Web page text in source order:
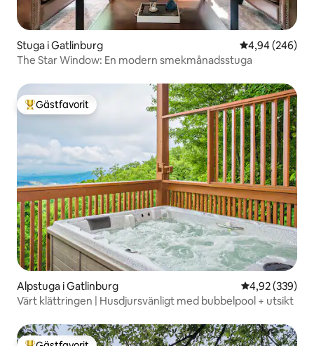
Stuga i Gatlinburg 4,94 av 5 i
4,94 (246)
The Star Window: En modern smekmånadsstuga
Populär gästfavorit
Gästfavorit
Alpstuga i Gatlinburg 4,92 av 5 i
4,92 (339)
Värt klättringen | Husdjursvänligt med bubbelpool + utsikt